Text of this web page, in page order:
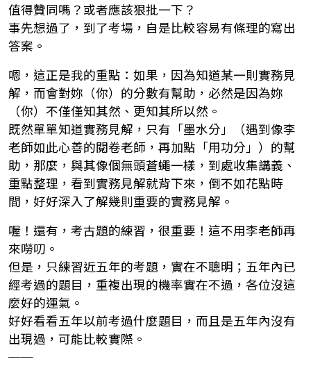
值得贊同嗎？或者應該狠批一下？
事先想過了，到了考場，自是比較容易有條理的寫出
答案。
嗯，這正是我的重點：如果，因為知道某一則實務見
解，而會對妳（你）的分數有幫助，必然是因為妳
（你）不僅僅知其然、更知其所以然。
既然單單知道實務見解，只有「墨水分」（遇到像李
老師如此心善的閱卷老師，再加點「用功分」）的幫
助，那麼，與其像個無頭蒼蠅一樣，到處收集講義、
重點整理，看到實務見解就背下來，倒不如花點時
間，好好深入了解幾則重要的實務見解。
喔！還有，考古題的練習，很重要！這不用李老師再
來嘮叨。
但是，只練習近五年的考題，實在不聰明；五年內已
經考過的題目，重複出現的機率實在不過，各位沒這
麼好的運氣。
好好看看五年以前考過什麼題目，而且是五年內沒有
出現過，可能比較實際。
──